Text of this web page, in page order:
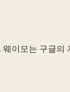
이모는 구글의